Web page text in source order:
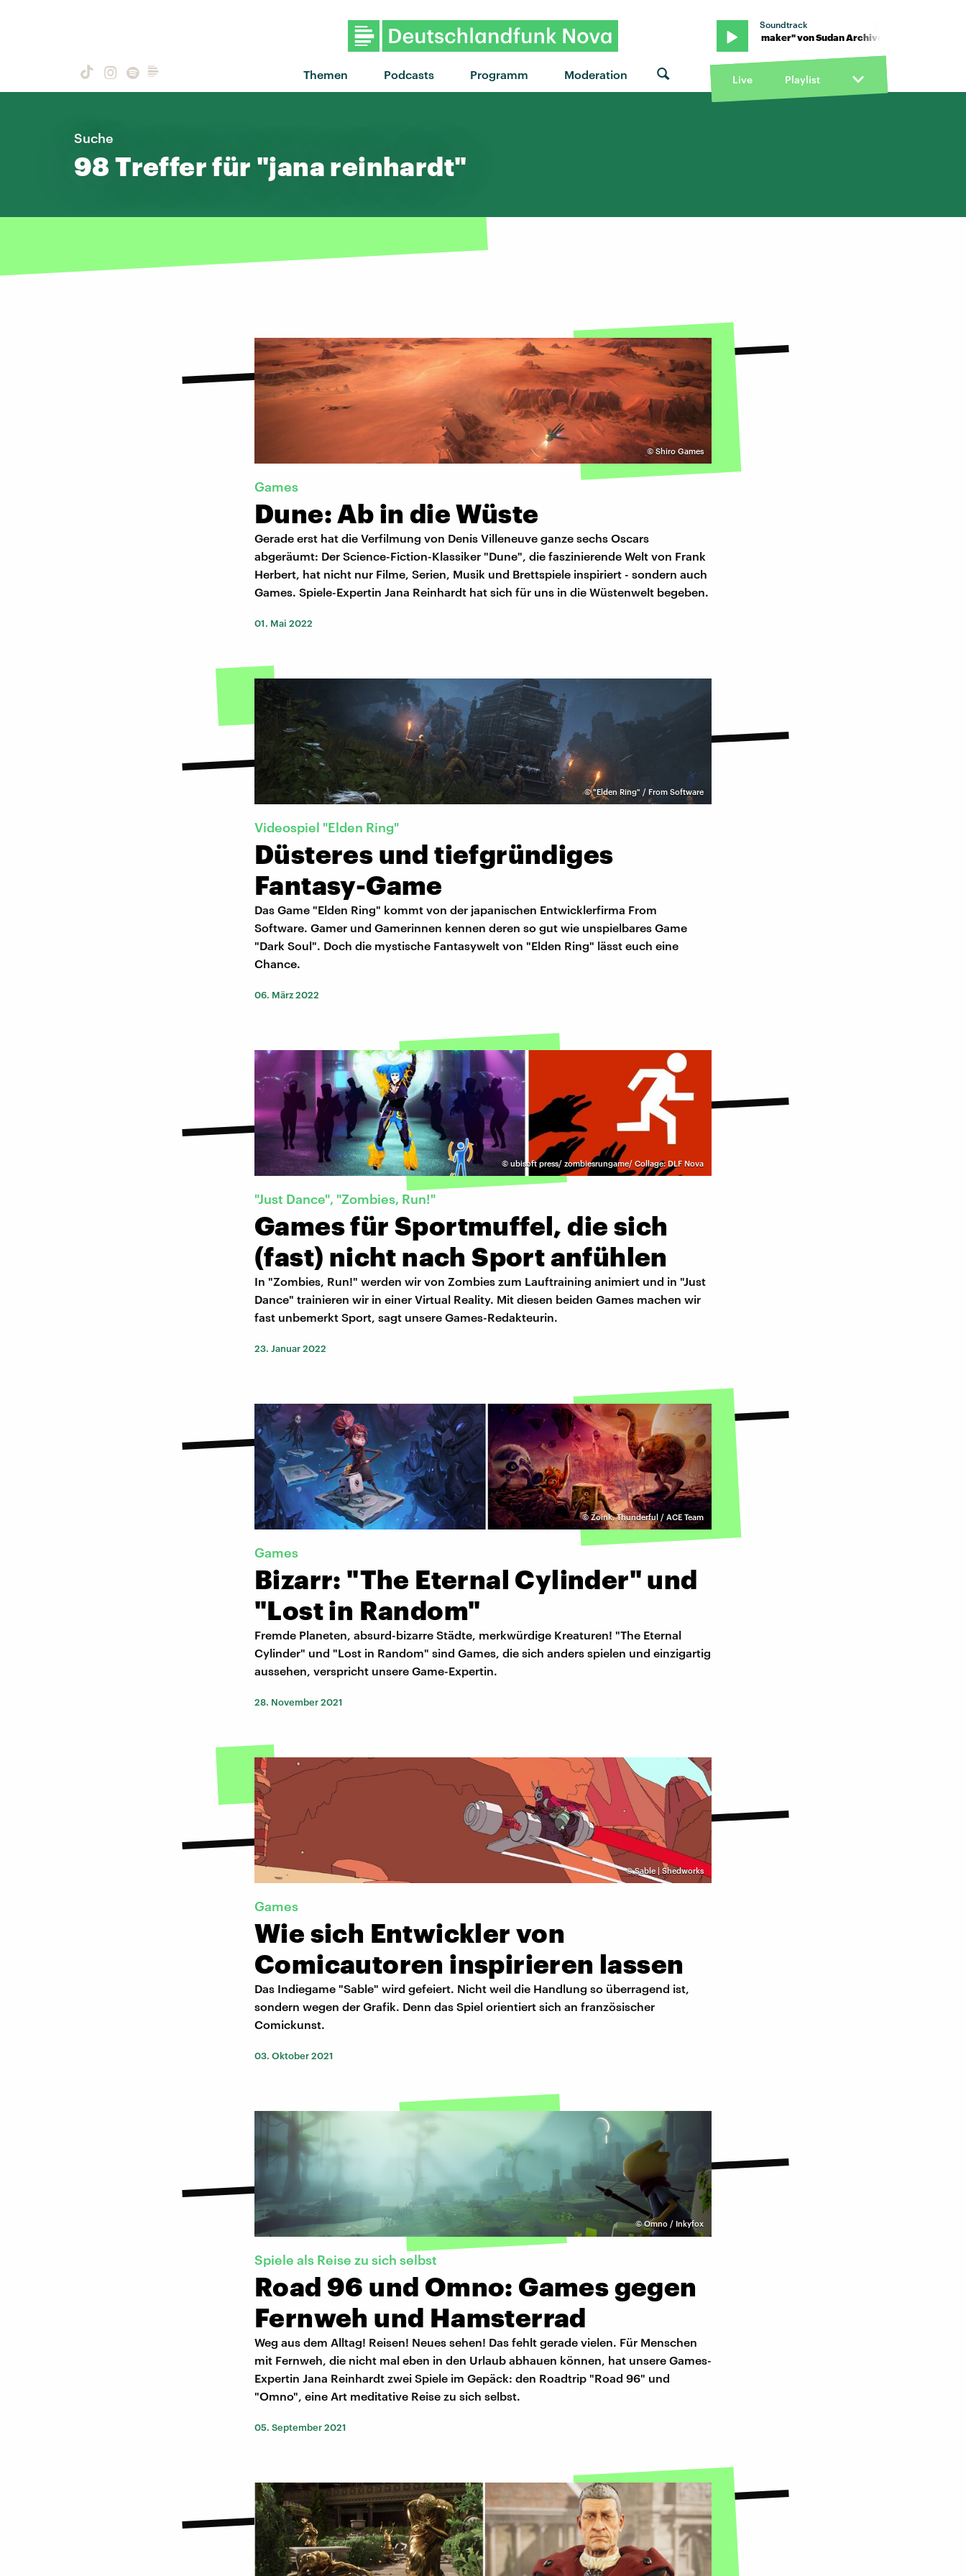
Themen Podcasts Programm Moderation
Soundtrack
"Home maker" von Sudan Archives · "Home maker" von Sudan Archives · "Home maker" von Sudan
Live Playlist
Suche
98 Treffer für "jana reinhardt"
©Shiro Games
Games
Dune: Ab in die Wüste
Gerade erst hat die Verfilmung von Denis Villeneuve ganze sechs Oscars
abgeräumt: Der Science-Fiction-Klassiker "Dune", die faszinierende Welt von Frank
Herbert, hat nicht nur Filme, Serien, Musik und Brettspiele inspiriert - sondern auch
Games. Spiele-Expertin Jana Reinhardt hat sich für uns in die Wüstenwelt begeben.
01. Mai 2022
©"Elden Ring" / From Software
Videospiel "Elden Ring"
Düsteres und tiefgründiges
Fantasy-Game
Das Game "Elden Ring" kommt von der japanischen Entwicklerfirma From
Software. Gamer und Gamerinnen kennen deren so gut wie unspielbares Game
"Dark Soul". Doch die mystische Fantasywelt von "Elden Ring" lässt euch eine
Chance.
06. März 2022
© ubisoft press/ zombiesrungame/ Collage: DLF Nova
"Just Dance", "Zombies, Run!"
Games für Sportmuffel, die sich
(fast) nicht nach Sport anfühlen
In "Zombies, Run!" werden wir von Zombies zum Lauftraining animiert und in "Just
Dance" trainieren wir in einer Virtual Reality. Mit diesen beiden Games machen wir
fast unbemerkt Sport, sagt unsere Games-Redakteurin.
23. Januar 2022
©Zoink, Thunderful / ACE Team
Games
Bizarr: "The Eternal Cylinder" und
"Lost in Random"
Fremde Planeten, absurd-bizarre Städte, merkwürdige Kreaturen! "The Eternal
Cylinder" und "Lost in Random" sind Games, die sich anders spielen und einzigartig
aussehen, verspricht unsere Game-Expertin.
28. November 2021
©Sable | Shedworks
Games
Wie sich Entwickler von
Comicautoren inspirieren lassen
Das Indiegame "Sable" wird gefeiert. Nicht weil die Handlung so überragend ist,
sondern wegen der Grafik. Denn das Spiel orientiert sich an französischer
Comickunst.
03. Oktober 2021
©Omno / Inkyfox
Spiele als Reise zu sich selbst
Road 96 und Omno: Games gegen
Fernweh und Hamsterrad
Weg aus dem Alltag! Reisen! Neues sehen! Das fehlt gerade vielen. Für Menschen
mit Fernweh, die nicht mal eben in den Urlaub abhauen können, hat unsere Games-
Expertin Jana Reinhardt zwei Spiele im Gepäck: den Roadtrip "Road 96" und
"Omno", eine Art meditative Reise zu sich selbst.
05. September 2021